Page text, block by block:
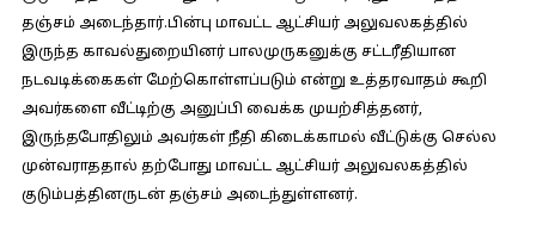
தஞ்சம் அடைந்தார்.பின்பு மாவட்ட ஆட்சியர் அலுவலகத்தில்
இருந்த காவல்துறையினர் பாலமுருகனுக்கு சட்டரீதியான
நடவடிக்கைகள் மேற்கொள்ளப்படும் என்று உத்தரவாதம் கூறி
அவர்களை வீட்டிற்கு அனுப்பி வைக்க முயற்சித்தனர்,
இருந்தபோதிலும் அவர்கள் நீதி கிடைக்காமல் வீட்டுக்கு செல்ல
முன்வராததால் தற்போது மாவட்ட ஆட்சியர் அலுவலகத்தில்
குடும்பத்தினருடன் தஞ்சம் அடைந்துள்ளனர்.